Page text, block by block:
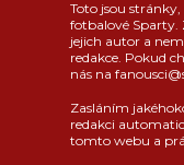
Toto jsou
fotbalové Sparty.
jejich autor a
redakce. Pokud
nás na
Zasláním
redakci
tomto webu a